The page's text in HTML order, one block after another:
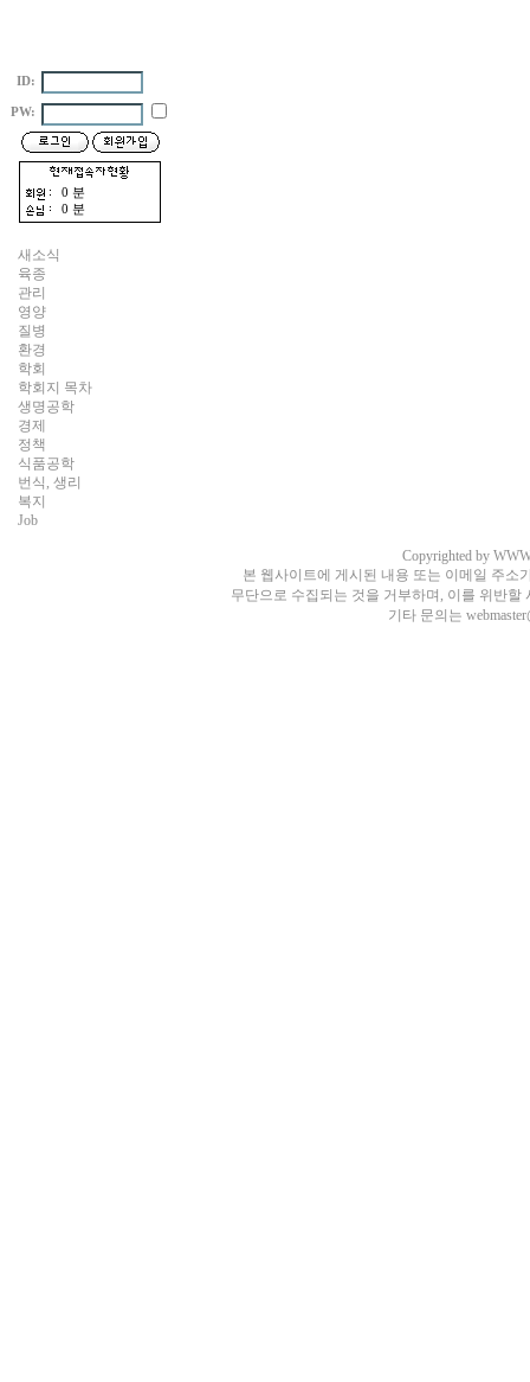
ID:
PW:
0 분
0 분
새소식
육종
관리
영양
질병
환경
학회
학회지 목차
생명공학
경제
정책
식품공학
번식, 생리
복지
Job
Copyrighted by
본 웹사이트에 게시된 내용 또는 이메일 주소
무단으로 수집되는 것을 거부하며, 이를 위반
기타 문의는